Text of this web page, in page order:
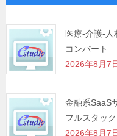
シ
ョ
ン
医療-介護-人
コンバート
2026年8月7
金融系SaaS
フルスタッ
2026年8月7